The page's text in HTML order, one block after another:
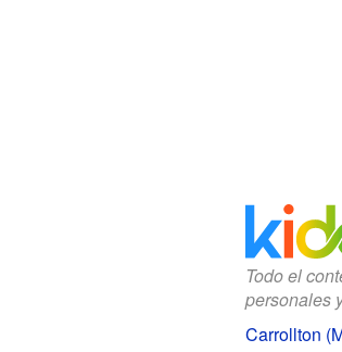
Todo el
personales
Carrollton